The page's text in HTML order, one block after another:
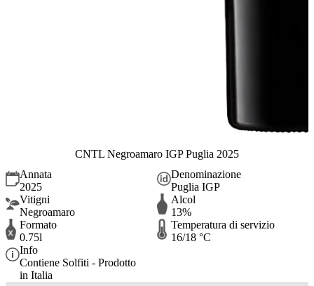
CNTL Negroamaro IGP Puglia 2025
Annata
2025
Denominazione
Puglia IGP
Vitigni
Negroamaro
Alcol
13%
Formato
0.75l
Temperatura di servizio
16/18 °C
Info
Contiene Solfiti - Prodotto
in Italia